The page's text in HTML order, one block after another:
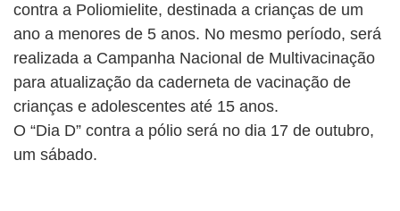
contra a Poliomielite, destinada a crianças de um
ano a menores de 5 anos. No mesmo período, será
realizada a Campanha Nacional de Multivacinação
para atualização da caderneta de vacinação de
crianças e adolescentes até 15 anos.
O “Dia D” contra a pólio será no dia 17 de outubro,
um sábado.